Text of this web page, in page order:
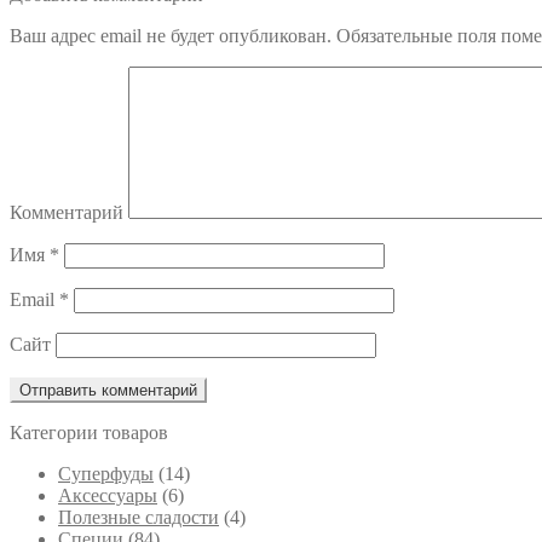
по
записям
Ваш адрес email не будет опубликован. Обязательные поля
Комментарий
Имя *
Email *
Сайт
Категории товаров
Cуперфуды (14)
Аксессуары (6)
Полезные сладости (4)